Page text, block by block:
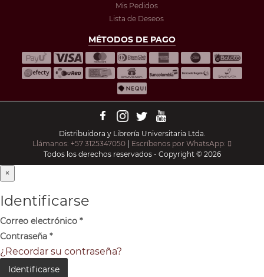
Mis Pedidos
Lista de Deseos
MÉTODOS DE PAGO
Distribuidora y Librería Universitaria Ltda.
Llámanos: +57 3125347050 | Escríbenos por WhatsApp:
Todos los derechos reservados - Copyright © 2026
×
Identificarse
Correo electrónico *
Contraseña *
¿Recordar su contraseña?
Identificarse